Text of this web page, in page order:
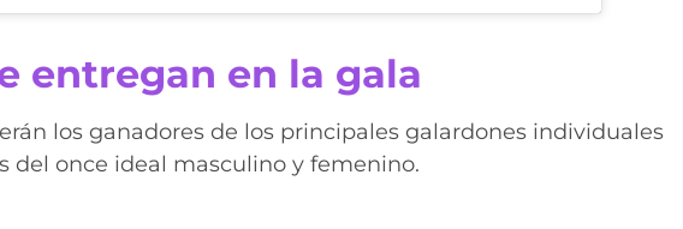
entregan en la gala
los ganadores de los principales galardones individuales
del once ideal masculino y femenino.